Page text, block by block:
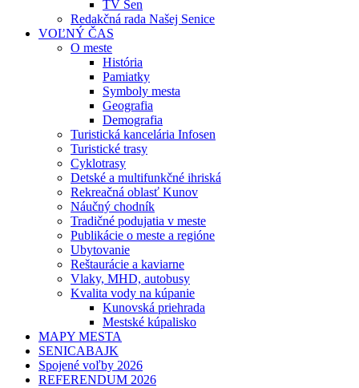
TV Sen
Redakčná rada Našej Senice
VOĽNÝ ČAS
O meste
História
Pamiatky
Symboly mesta
Geografia
Demografia
Turistická kancelária Infosen
Turistické trasy
Cyklotrasy
Detské a multifunkčné ihriská
Rekreačná oblasť Kunov
Náučný chodník
Tradičné podujatia v meste
Publikácie o meste a regióne
Ubytovanie
Reštaurácie a kaviarne
Vlaky, MHD, autobusy
Kvalita vody na kúpanie
Kunovská priehrada
Mestské kúpalisko
MAPY MESTA
SENICABAJK
Spojené voľby 2026
REFERENDUM 2026